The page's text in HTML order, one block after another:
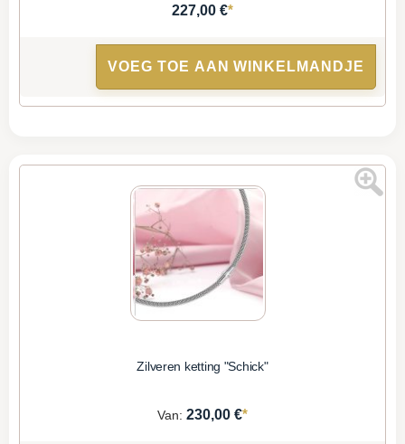
227,00 €*
VOEG TOE AAN WINKELMANDJE
Zilveren ketting "Schick"
Van: 230,00 €*